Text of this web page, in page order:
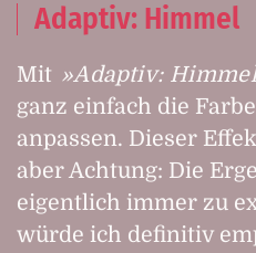
Adaptiv: Himmel
Mit Adaptiv:
ganz einfach die
anpassen. Dieser
aber Achtung: Die
eigentlich immer zu
würde ich definitiv